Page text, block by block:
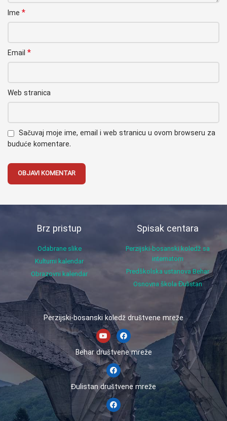
Ime *
Email *
Web stranica
Sačuvaj moje ime, email i web stranicu u ovom browseru za
buduće komentare.
Brz pristup
Odabrane slike
Kulturni kalendar
Obrazovni kalendar
Spisak centara
Perzijski-bosanski koledž sa
internatom
Predškolska ustanova Behar
Osnovna škola Đulistan
Perzijski-bosanski koledž društvene mreže
Behar društvene mreže
Đulistan društvene mreže